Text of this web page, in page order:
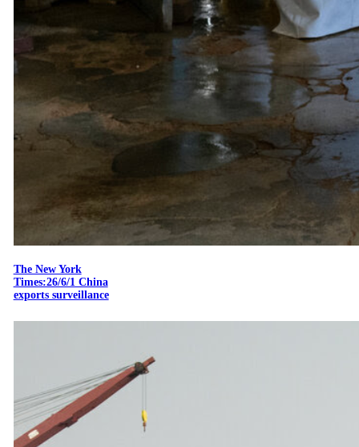
The New York
Times:26/6/1 China
exports surveillance